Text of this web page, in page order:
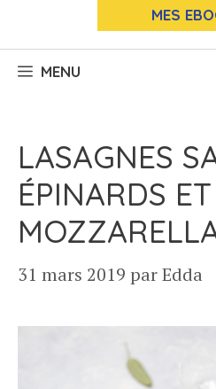
MES
MENU
LASAGNES
ÉPINARDS ET
31 mars 2019 parEdda